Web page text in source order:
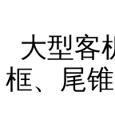
大型客
框、尾